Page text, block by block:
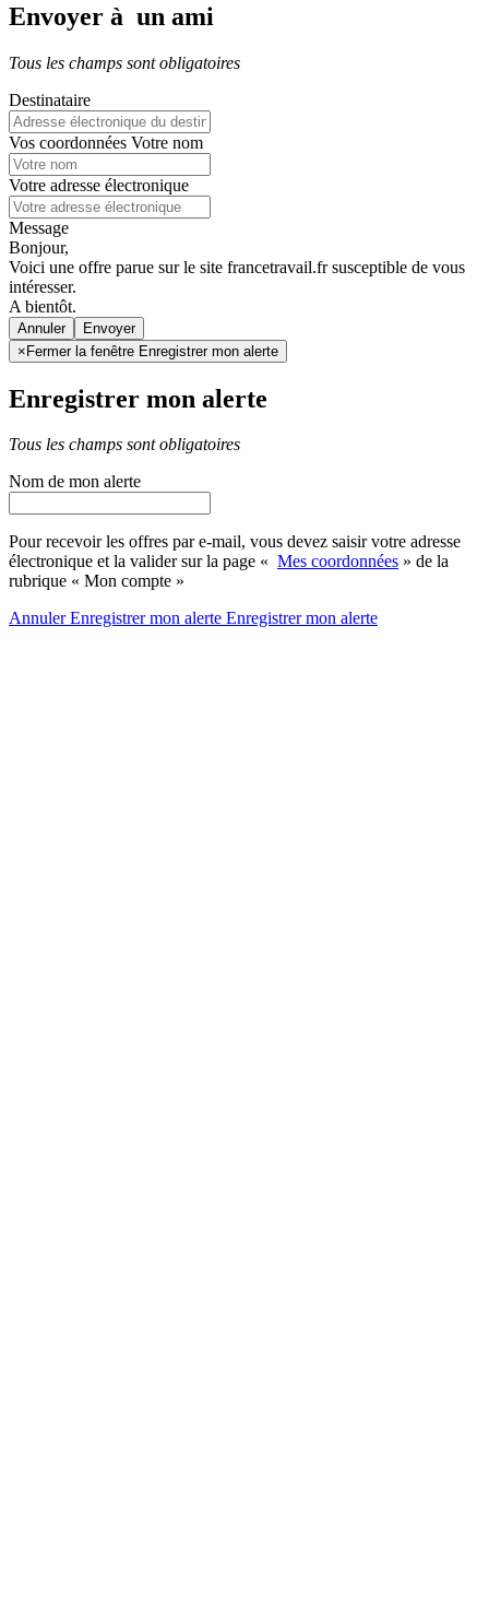
Envoyer à un ami
Tous les champs sont obligatoires
Destinataire
Vos coordonnées Votre nom
Votre adresse électronique
Message
Bonjour,
Voici une offre parue sur le site francetravail.fr susceptible de vous
intéresser.
A bientôt.
Annuler
×Fermer la fenêtre Enregistrer mon alerte
Enregistrer mon alerte
Tous les champs sont obligatoires
Nom de mon alerte
Pour recevoir les offres par e-mail, vous devez saisir votre adresse
électronique et la valider sur la page « Mes coordonnées » de la
rubrique « Mon compte »
AnnulerEnregistrer mon alerte Enregistrermon alerte